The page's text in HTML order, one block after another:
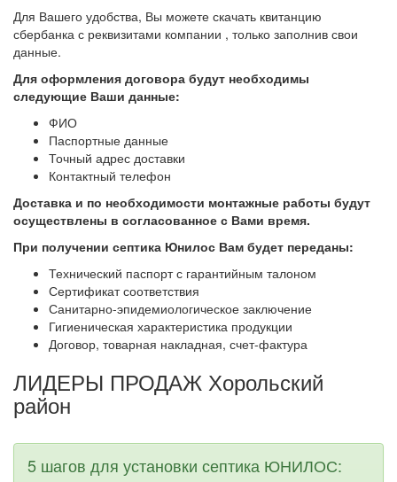
Для Вашего удобства, Вы можете скачать квитанцию
сбербанка с реквизитами компании , только заполнив свои
данные.
Для оформления договора будут необходимы
следующие Ваши данные:
ФИО
Паспортные данные
Точный адрес доставки
Контактный телефон
Доставка и по необходимости монтажные работы будут
осуществлены в согласованное с Вами время.
При получении септика Юнилос Вам будет переданы:
Технический паспорт с гарантийным талоном
Сертификат соответствия
Санитарно-эпидемиологическое заключение
Гигиеническая характеристика продукции
Договор, товарная накладная, счет-фактура
ЛИДЕРЫ ПРОДАЖ Хорольский
район
5 шагов для установки септика ЮНИЛОС: